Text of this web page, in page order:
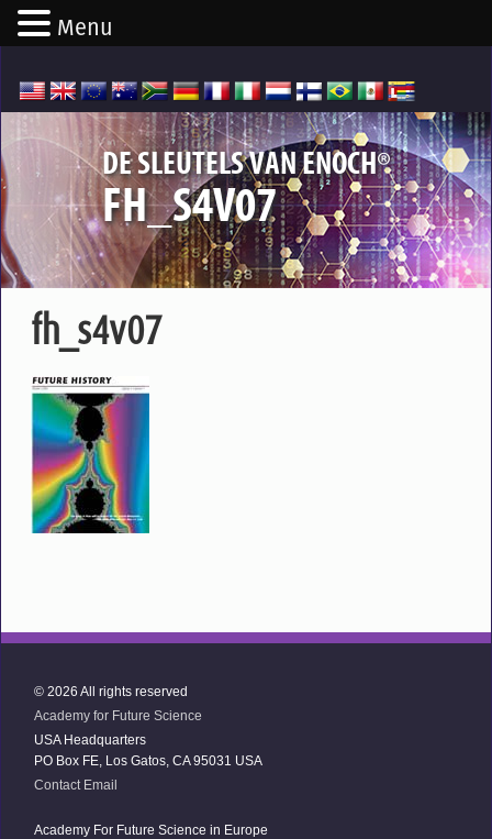
DE SLEUTELS VAN ENOCH®
FH_S4V07
fh_s4v07
© 2026 All rights reserved
Academy for Future Science
USA Headquarters
PO Box FE, Los Gatos, CA 95031 USA
Contact Email
Academy For Future Science in Europe
Menu